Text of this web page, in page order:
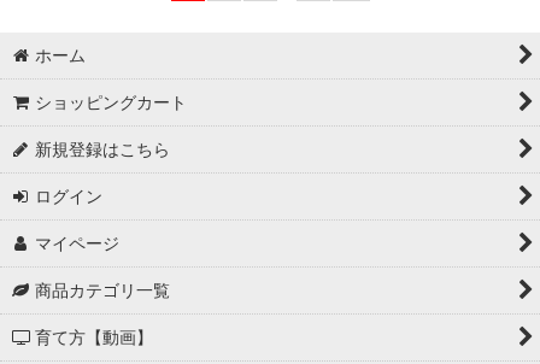
ホーム
ショッピングカート
新規登録はこちら
ログイン
マイページ
商品カテゴリ一覧
育て方【動画】